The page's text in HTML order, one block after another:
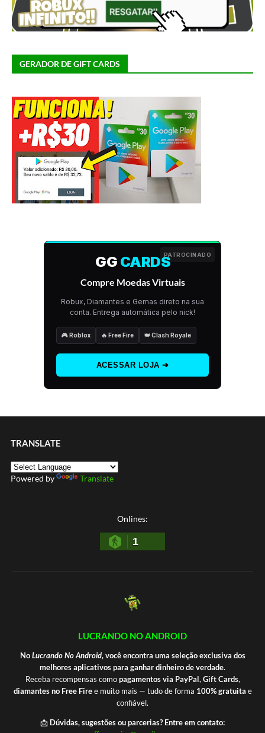
GERADOR DE GIFT CARDS
PATROCINADO
GG CARDS
Compre Moedas Virtuais
Robux, Diamantes e Gemas direto na sua
conta. Entrega automática pelo nick!
🎮 Roblox 🔥 Free Fire 👑 Clash Royale
ACESSAR LOJA ➔
TRANSLATE
Powered by Translate
Onlines:
1
LUCRANDO NO ANDROID
NoLucrando No Android, você encontra uma seleção exclusiva dos
melhores aplicativos para ganhar dinheiro de verdade.
Receba recompensas comopagamentos via PayPal, Gift Cards,
diamantes no Free Firee muito mais — tudo de forma 100% gratuita e
confiável.
📩 Dúvidas, sugestões ou parcerias? Entre em contato: